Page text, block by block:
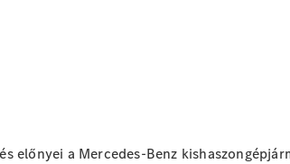
előnyei a Mercedes-Benz